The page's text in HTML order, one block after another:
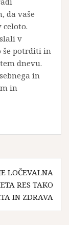
da vaše
v
še potrditi in
dnevu.
in
in
LOČEVALNA
RES TAKO
IN ZDRAVA